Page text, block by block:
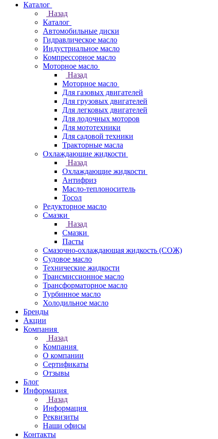
Каталог
Назад
Каталог
Автомобильные диски
Гидравлическое масло
Индустриальное масло
Компрессорное масло
Моторное масло
Назад
Моторное масло
Для газовых двигателей
Для грузовых двигателей
Для легковых двигателей
Для лодочных моторов
Для мототехники
Для садовой техники
Тракторные масла
Охлаждающие жидкости
Назад
Охлаждающие жидкости
Антифриз
Масло-теплоноситель
Тосол
Редукторное масло
Смазки
Назад
Смазки
Пасты
Смазочно-охлаждающая жидкость (СОЖ)
Судовое масло
Технические жидкости
Трансмиссионное масло
Трансформаторное масло
Турбинное масло
Холодильное масло
Бренды
Акции
Компания
Назад
Компания
О компании
Сертификаты
Отзывы
Блог
Информация
Назад
Информация
Реквизиты
Наши офисы
Контакты